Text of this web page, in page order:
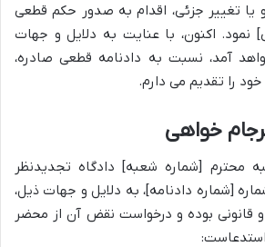
یا تغییر جزئی، اقدام به صدور حکم قطعی
اکنون، با عنایت به دلایل و جهات
آمد، نسبت به دادنامه قطعی صادره،
را تقدیم می دارم.
خواهی
محترم [شماره شعبه] دادگاه تجدیدنظر
[شماره دادنامه]، به دلایل و جهات ذیل،
و قانونی بوده و درخواست نقض آن از محضر
استدعاست: